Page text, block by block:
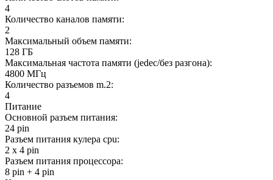
4
Количество каналов памяти:
2
Максимальный объем памяти:
128 ГБ
Максимальная частота памяти (jedec/без разгона):
4800 МГц
Количество разъемов m.2:
4
Питание
Основной разъем питания:
24 pin
Разъем питания кулера cpu:
2 x 4 pin
Разъем питания процессора:
8 pin + 4 pin